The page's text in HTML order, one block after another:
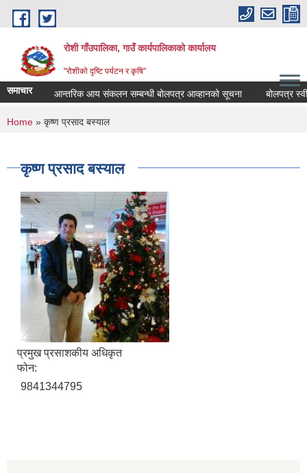
Skip to main content
रोशी गाँउपालिका, गाउँ कार्यपालिकाको कार्यालय
"रोशीको दृष्टि पर्यटन र कृषि"
समाचार आन्तरिक आय संकलन सम्बन्धी बोलपत्र आव्हानको सूचना बोलपत्र
You are here
Home » कृष्ण प्रसाद बस्याल
कृष्ण प्रसाद बस्याल
प्रमुख प्रसाशकीय अधिकृत
फोन:
9841344795